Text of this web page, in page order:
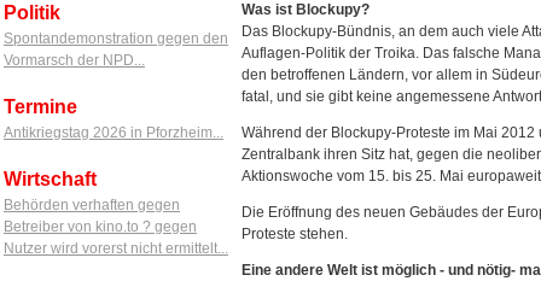
Politik
Spontandemonstration gegen den
Vormarsch der NPD...
Termine
Antikriegstag 2026 in Pforzheim...
Wirtschaft
Behörden verhaften gegen
Betreiber von kino.to ? gegen
Nutzer wird vorerst nicht ermittelt...
Was ist Blockupy?
Das Blockupy-Bündnis, an dem auch viele
Auflagen-Politik der Troika. Das falsche
den betroffenen Ländern, vor allem in
fatal, und sie gibt keine angemessene
Während der Blockupy-Proteste im Mai
Zentralbank ihren Sitz hat, gegen die
Aktionswoche vom 15. bis 25. Mai
Die Eröffnung des neuen Gebäudes der
Proteste stehen.
Eine andere Welt ist möglich - und nötig-